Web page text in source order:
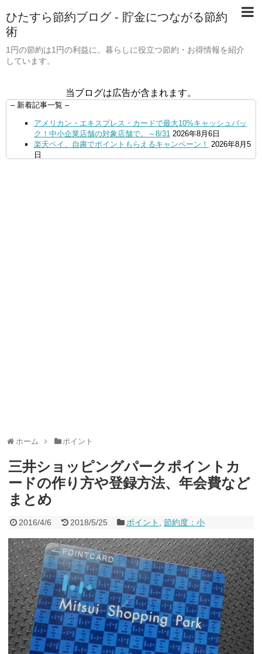
ひたすら節約ブログ - 貯金につながる節約
術
1円の節約は1円の利益に。暮らしに役立つ節約・お得情報を紹介
しています。
当ブログは広告が含まれます。
– 新着記事一覧 –
アメリカン・エキスプレス・カードで最大10%キャッシュバッ
ク！中小企業店舗の対象店舗で。～8/31 2026年8月6日
楽天ペイ、自粛でポイントもらえるキャンペーン！ 2026年8月5
日
ホーム
ポイント
三井ショッピングパークポイントカ
ードの作り方や登録方法、年会費など
まとめ
2016/4/6 2018/5/25 ポイント 節約度：小